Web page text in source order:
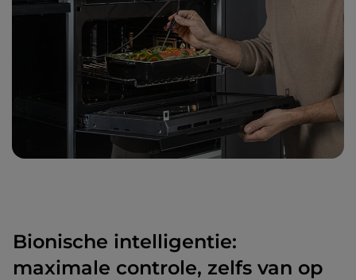
Bionische intelligentie:
maximale controle, zelfs van op